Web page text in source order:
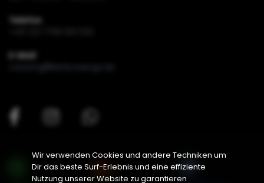
Wir verwenden Cookies und andere Techniken um
Dir das beste Surf-Erlebnis und eine effiziente
Nutzung unserer Website zu garantieren
Telefon
E-Mail